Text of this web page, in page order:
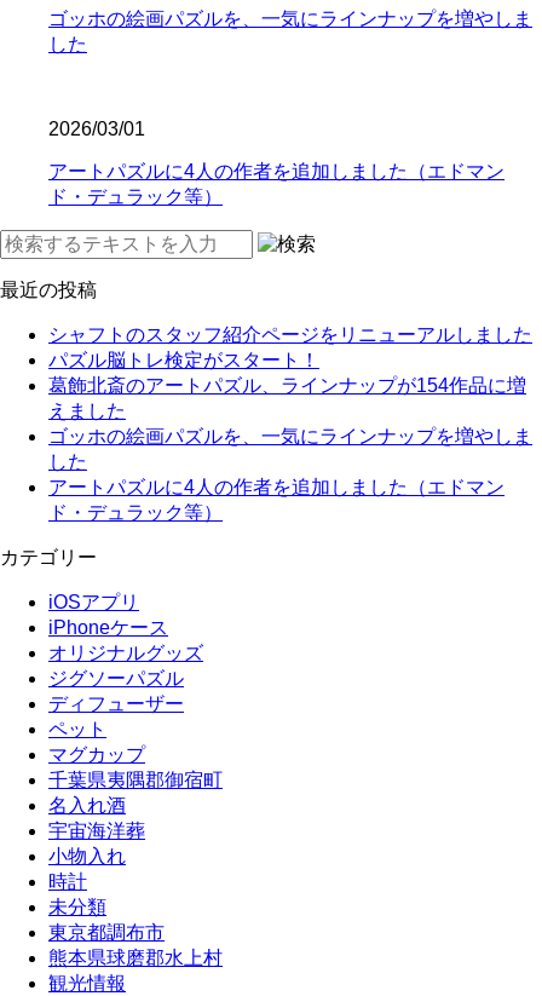
ゴッホの絵画パズルを、一気にラインナップを増やしま
した
2026/03/01
アートパズルに4人の作者を追加しました（エドマン
ド・デュラック等）
最近の投稿
シャフトのスタッフ紹介ページをリニューアルしました
パズル脳トレ検定がスタート！
葛飾北斎のアートパズル、ラインナップが154作品に増
えました
ゴッホの絵画パズルを、一気にラインナップを増やしま
した
アートパズルに4人の作者を追加しました（エドマン
ド・デュラック等）
カテゴリー
iOSアプリ
iPhoneケース
オリジナルグッズ
ジグソーパズル
ディフューザー
ペット
マグカップ
千葉県夷隅郡御宿町
名入れ酒
宇宙海洋葬
小物入れ
時計
未分類
東京都調布市
熊本県球磨郡水上村
観光情報